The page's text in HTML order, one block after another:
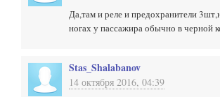
Да,там и реле и предохранители
ногах у пассажира обычно в черной
Stas_Shalabanov
14 октября 2016, 04:39